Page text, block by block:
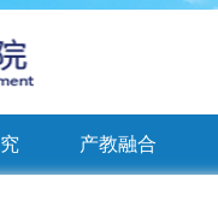
产教融合